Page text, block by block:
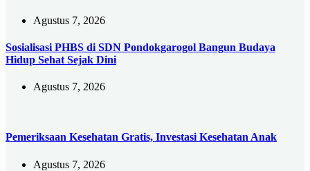
Agustus 7, 2026
Sosialisasi PHBS di SDN Pondokgarogol Bangun Budaya
Hidup Sehat Sejak Dini
Agustus 7, 2026
Pemeriksaan Kesehatan Gratis, Investasi Kesehatan Anak
Agustus 7, 2026